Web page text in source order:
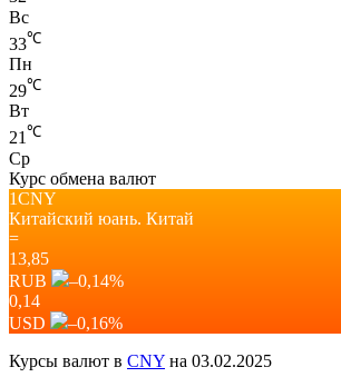
Вс
33℃
Пн
29℃
Вт
21℃
Ср
Курс обмена валют
1CNY
Китайский юань. Китай
=
13,85
RUB
–0,14%
0,14
USD
–0,16%
Курсы валют в CNY на 03.02.2025